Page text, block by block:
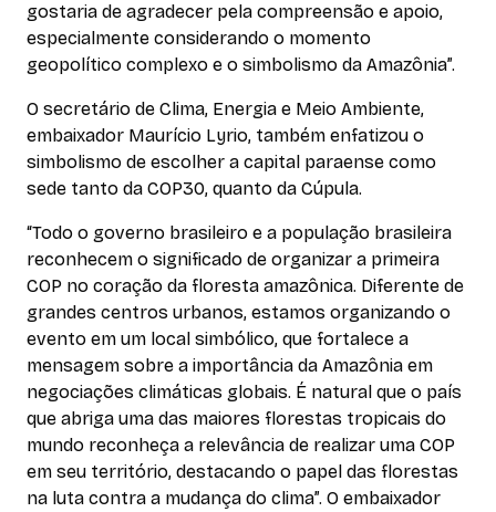
gostaria de agradecer pela compreensão e apoio,
especialmente considerando o momento
geopolítico complexo e o simbolismo da Amazônia”.
O secretário de Clima, Energia e Meio Ambiente,
embaixador Maurício Lyrio, também enfatizou o
simbolismo de escolher a capital paraense como
sede tanto da COP30, quanto da Cúpula.
“Todo o governo brasileiro e a população brasileira
reconhecem o significado de organizar a primeira
COP no coração da floresta amazônica. Diferente de
grandes centros urbanos, estamos organizando o
evento em um local simbólico, que fortalece a
mensagem sobre a importância da Amazônia em
negociações climáticas globais. É natural que o país
que abriga uma das maiores florestas tropicais do
mundo reconheça a relevância de realizar uma COP
em seu território, destacando o papel das florestas
na luta contra a mudança do clima”. O embaixador